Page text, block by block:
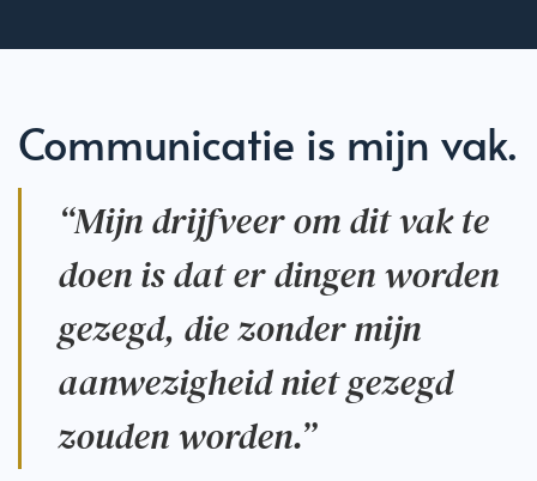
Communicatie is mijn vak.
“Mijn drijfveer om dit vak te
doen is dat er dingen worden
gezegd, die zonder mijn
aanwezigheid niet gezegd
zouden worden.”